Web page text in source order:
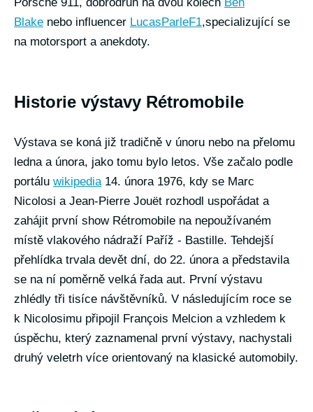
Blake nebo influencer LucasParleF1,specializující se
na motorsport a anekdoty.
Historie výstavy Rétromobile
Výstava se koná již tradičně v únoru nebo na přelomu
ledna a února, jako tomu bylo letos. Vše začalo podle
portálu wikipedia14. února 1976, kdy se Marc
Nicolosi a Jean-Pierre Jouët rozhodl uspořádat a
zahájit první show Rétromobile na nepoužívaném
místě vlakového nádraží Paříž - Bastille. Tehdejší
přehlídka trvala devět dní, do 22. února a představila
se na ní poměrně velká řada aut. První výstavu
zhlédly tři tisíce návštěvníků. V následujícím roce se
k Nicolosimu připojil François Melcion a vzhledem k
úspěchu, který zaznamenal první výstavy, nachystali
druhý veletrh více orientovaný na klasické automobily.